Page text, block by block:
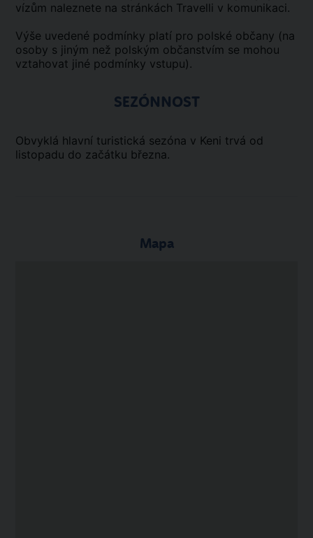
vízům naleznete na stránkách Travelli v komunikaci.
Výše uvedené podmínky platí pro polské občany (na
osoby s jiným než polským občanstvím se mohou
vztahovat jiné podmínky vstupu).
SEZÓNNOST
Obvyklá hlavní turistická sezóna v Keni trvá od
listopadu do začátku března.
Mapa